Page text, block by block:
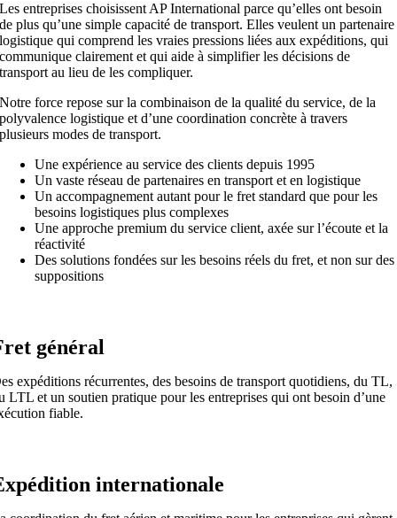
Les entreprises choisissent AP International parce qu’elles ont besoin
de plus qu’une simple capacité de transport. Elles veulent un partenaire
logistique qui comprend les vraies pressions liées aux expéditions, qui
communique clairement et qui aide à simplifier les décisions de
transport au lieu de les compliquer.
Notre force repose sur la combinaison de la qualité du service, de la
polyvalence logistique et d’une coordination concrète à travers
plusieurs modes de transport.
Une expérience au service des clients depuis 1995
Un vaste réseau de partenaires en transport et en logistique
Un accompagnement autant pour le fret standard que pour les
besoins logistiques plus complexes
Une approche premium du service client, axée sur l’écoute et la
réactivité
Des solutions fondées sur les besoins réels du fret, et non sur des
suppositions
général
expéditions récurrentes, des besoins de transport quotidiens, du TL,
LTL et un soutien pratique pour les entreprises qui ont besoin d’une
fiable.
internationale